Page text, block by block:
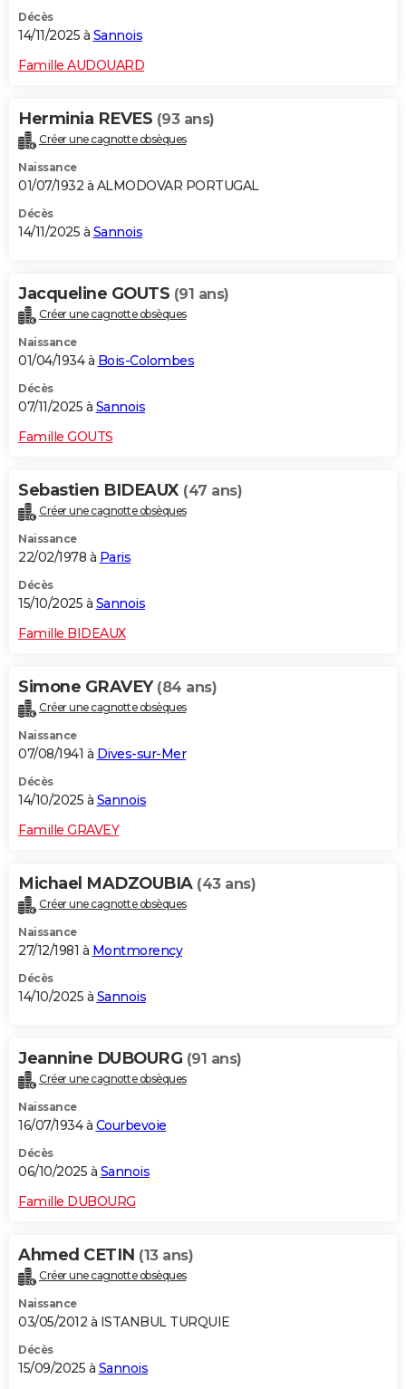
Décès
14/11/2025 à Sannois
Famille AUDOUARD
Herminia REVES (93 ans)
Créer une cagnotte obsèques
Naissance
01/07/1932 à ALMODOVAR PORTUGAL
Décès
14/11/2025 à Sannois
Jacqueline GOUTS (91 ans)
Créer une cagnotte obsèques
Naissance
01/04/1934 à Bois-Colombes
Décès
07/11/2025 à Sannois
Famille GOUTS
Sebastien BIDEAUX (47 ans)
Créer une cagnotte obsèques
Naissance
22/02/1978 à Paris
Décès
15/10/2025 à Sannois
Famille BIDEAUX
Simone GRAVEY (84 ans)
Créer une cagnotte obsèques
Naissance
07/08/1941 à Dives-sur-Mer
Décès
14/10/2025 à Sannois
Famille GRAVEY
Michael MADZOUBIA (43 ans)
Créer une cagnotte obsèques
Naissance
27/12/1981 à Montmorency
Décès
14/10/2025 à Sannois
Jeannine DUBOURG (91 ans)
Créer une cagnotte obsèques
Naissance
16/07/1934 à Courbevoie
Décès
06/10/2025 à Sannois
Famille DUBOURG
Ahmed CETIN (13 ans)
Créer une cagnotte obsèques
Naissance
03/05/2012 à ISTANBUL TURQUIE
Décès
15/09/2025 à Sannois